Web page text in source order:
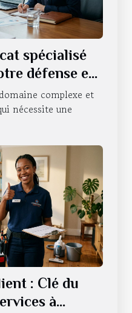
spécialisé
défense en
complexe et
nécessite une
: Clé du
à